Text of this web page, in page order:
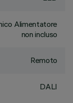
Alimentatore
non incluso
Remoto
DALI